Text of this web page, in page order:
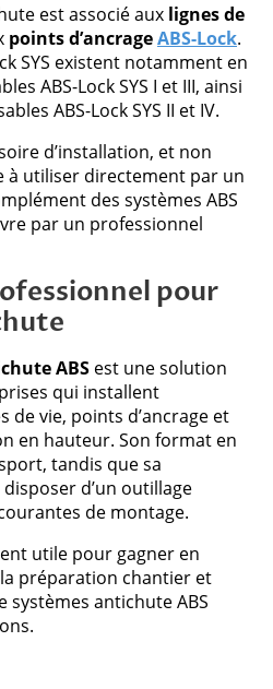
est associé aux lignes de
points d’ancrageABS-Lock.
SYS existent notamment en
ABS-Lock SYS I et III, ainsi
ABS-Lock SYS II et IV.
d’installation, et non
à utiliser directement par un
des systèmes ABS
par un professionnel
pour
ABS est une solution
qui installent
de vie, points d’ancrage et
en hauteur. Son format en
tandis que sa
d’un outillage
de montage.
utile pour gagner en
préparation chantier et
systèmes antichute ABS